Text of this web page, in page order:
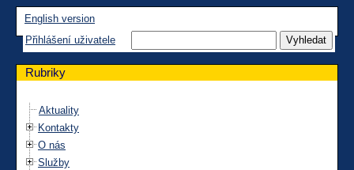
English version
Přihlášení uživatele
Rubriky
Aktuality
Kontakty
O nás
Služby